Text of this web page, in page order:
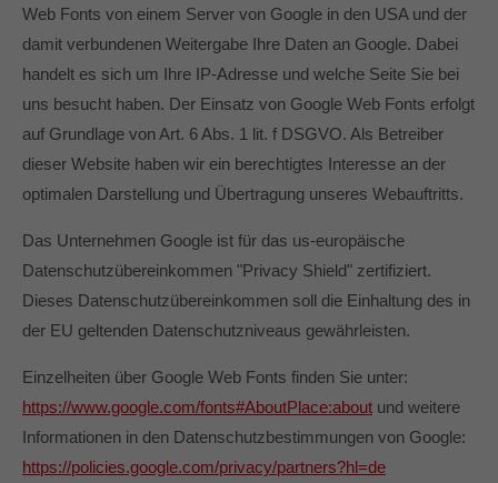
Web Fonts von einem Server von Google in den USA und der
damit verbundenen Weitergabe Ihre Daten an Google. Dabei
handelt es sich um Ihre IP-Adresse und welche Seite Sie bei
uns besucht haben. Der Einsatz von Google Web Fonts erfolgt
auf Grundlage von Art. 6 Abs. 1 lit. f DSGVO. Als Betreiber
dieser Website haben wir ein berechtigtes Interesse an der
optimalen Darstellung und Übertragung unseres Webauftritts.
Das Unternehmen Google ist für das us-europäische
Datenschutzübereinkommen "Privacy Shield" zertifiziert.
Dieses Datenschutzübereinkommen soll die Einhaltung des in
der EU geltenden Datenschutzniveaus gewährleisten.
Einzelheiten über Google Web Fonts finden Sie unter:
https://www.google.com/fonts#AboutPlace:about und weitere
Informationen in den Datenschutzbestimmungen von Google:
https://policies.google.com/privacy/partners?hl=de